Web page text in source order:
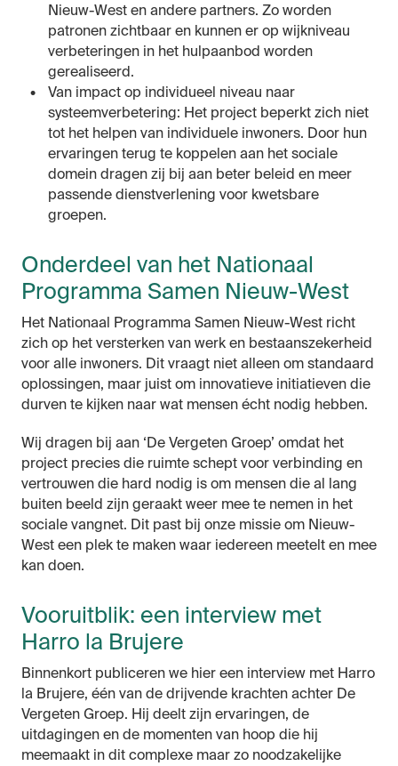
Nieuw-West en andere partners. Zo worden
patronen zichtbaar en kunnen er op wijkniveau
verbeteringen in het hulpaanbod worden
gerealiseerd.
Van impact op individueel niveau naar
systeemverbetering: Het project beperkt zich niet
tot het helpen van individuele inwoners. Door hun
ervaringen terug te koppelen aan het sociale
domein dragen zij bij aan beter beleid en meer
passende dienstverlening voor kwetsbare
groepen.
Onderdeel van het Nationaal
Programma Samen Nieuw-West
Het Nationaal Programma Samen Nieuw-West richt
zich op het versterken van werk en bestaanszekerheid
voor alle inwoners. Dit vraagt niet alleen om standaard
oplossingen, maar juist om innovatieve initiatieven die
durven te kijken naar wat mensen écht nodig hebben.
Wij dragen bij aan ‘De Vergeten Groep’ omdat het
project precies die ruimte schept voor verbinding en
vertrouwen die hard nodig is om mensen die al lang
buiten beeld zijn geraakt weer mee te nemen in het
sociale vangnet. Dit past bij onze missie om Nieuw-
West een plek te maken waar iedereen meetelt en mee
kan doen.
Vooruitblik: een interview met
Harro la Brujere
Binnenkort publiceren we hier een interview met Harro
la Brujere, één van de drijvende krachten achter De
Vergeten Groep. Hij deelt zijn ervaringen, de
uitdagingen en de momenten van hoop die hij
meemaakt in dit complexe maar zo noodzakelijke